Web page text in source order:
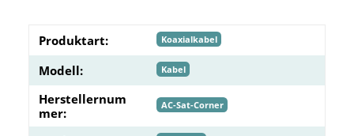
Produktart: Koaxialkabel
Modell: Kabel
Herstellernum
mer:
AC-Sat-Corner